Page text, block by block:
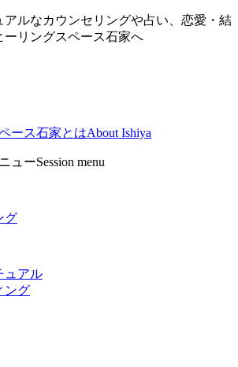
アルなカウンセリングや占い、恋愛・結
ーリングスペース石家へ
ース石家とはAbout Ishiya
ューSession menu
グ
ュアル
ング